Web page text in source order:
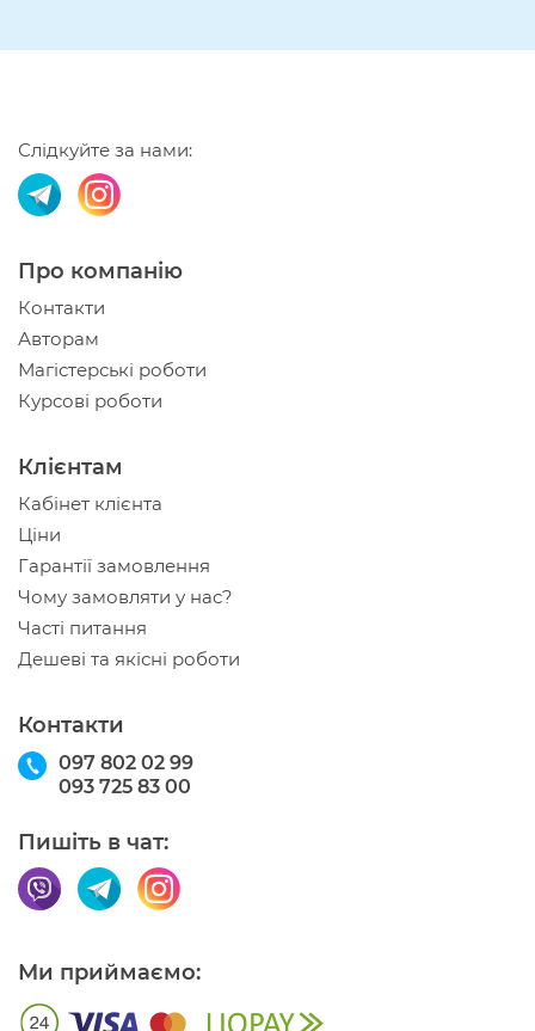
Слідкуйте за нами:
Про компанію
Контакти
Авторам
Магістерські роботи
Курсові роботи
Клієнтам
Кабінет клієнта
Ціни
Гарантії замовлення
Чому замовляти у нас?
Часті питання
Дешеві та якісні роботи
Контакти
097 802 02 99
093 725 83 00
Пишіть в чат:
Ми приймаємо: